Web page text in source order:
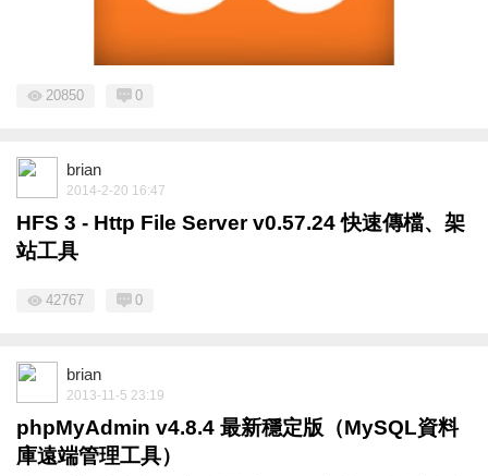
20850 0
brian
2014-2-20 16:47
HFS 3 - Http File Server v0.57.24 快速傳檔、架
站工具
42767 0
brian
2013-11-5 23:19
phpMyAdmin v4.8.4 最新穩定版（MySQL資料
庫遠端管理工具）